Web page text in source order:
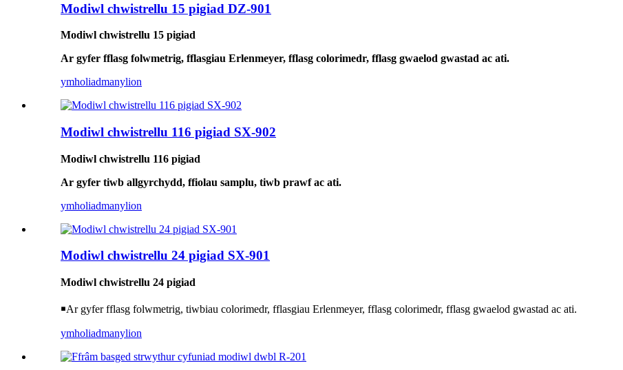
Modiwl chwistrellu 15 pigiad DZ-901
Modiwl chwistrellu 15 pigiad
Ar gyfer fflasg folwmetrig, fflasgiau Erlenmeyer, fflasg colorimedr, fflasg gwaelod gwastad ac ati.
ymholiadmanylion
Modiwl chwistrellu 116 pigiad SX-902
Modiwl chwistrellu 116 pigiad
Ar gyfer tiwb allgyrchydd, ffiolau samplu, tiwb prawf ac ati.
ymholiadmanylion
Modiwl chwistrellu 24 pigiad SX-901
Modiwl chwistrellu 24 pigiad
￭Ar gyfer fflasg folwmetrig, tiwbiau colorimedr, fflasgiau Erlenmeyer, fflasg colorimedr, fflasg gwaelod gwastad ac ati.
ymholiadmanylion